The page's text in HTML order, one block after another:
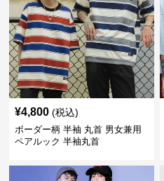
¥4,800 (税込)
ボーダー柄 半袖 丸首 男女兼用
ペアルック 半袖丸首